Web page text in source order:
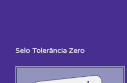
Selo Tolerância Zero